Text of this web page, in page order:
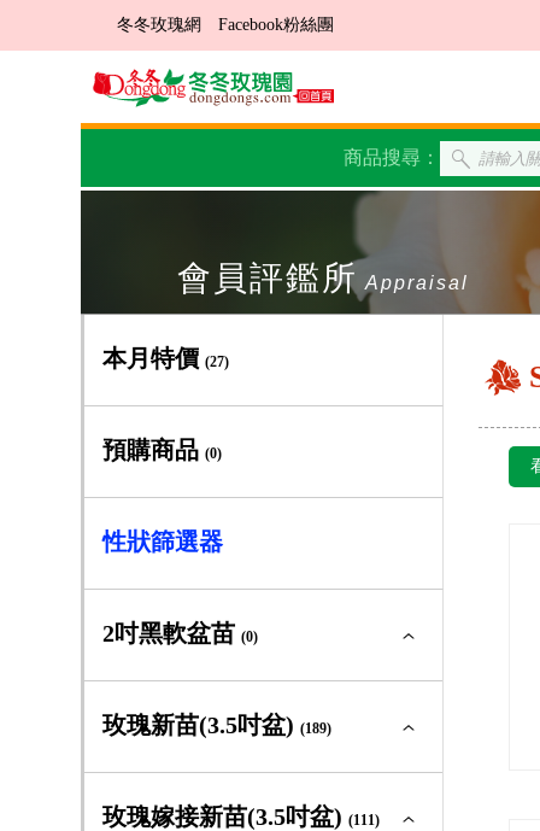
冬冬玫瑰網 Facebook粉絲團
商品搜尋：
會員評鑑所 Appraisal
本月特價(27)
預購商品(0)
性狀篩選器
2吋黑軟盆苗(0)
2吋黑軟盆苗全部(0)
大輪矮叢
玫瑰新苗(3.5吋盆)(189)
玫瑰新苗(3.5吋盆)全部(189)
玫瑰嫁接新苗(3.5吋盆)(111)